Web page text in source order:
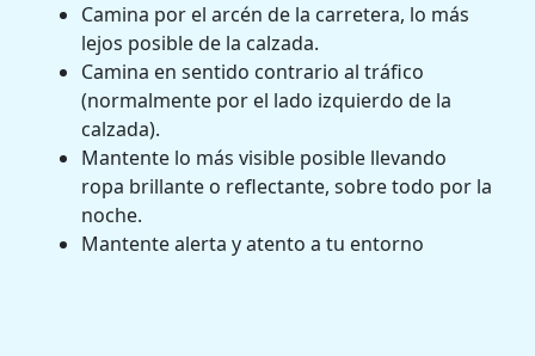
Camina por el arcén de la carretera, lo más
lejos posible de la calzada.
Camina en sentido contrario al tráfico
(normalmente por el lado izquierdo de la
calzada).
Mantente lo más visible posible llevando
ropa brillante o reflectante, sobre todo por la
noche.
Mantente alerta y atento a tu entorno